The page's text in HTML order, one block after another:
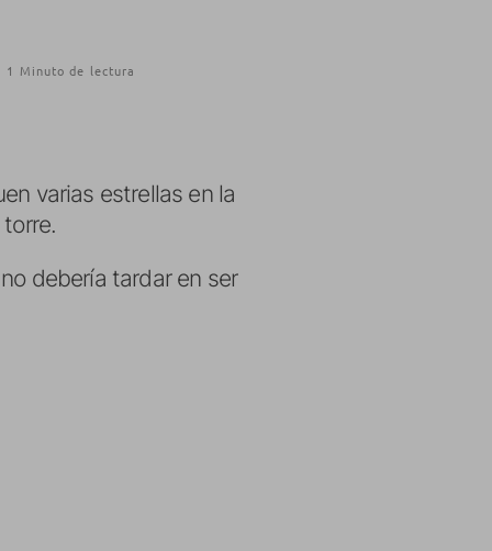
1 Minuto de lectura
varias estrellas en la
debería tardar en ser